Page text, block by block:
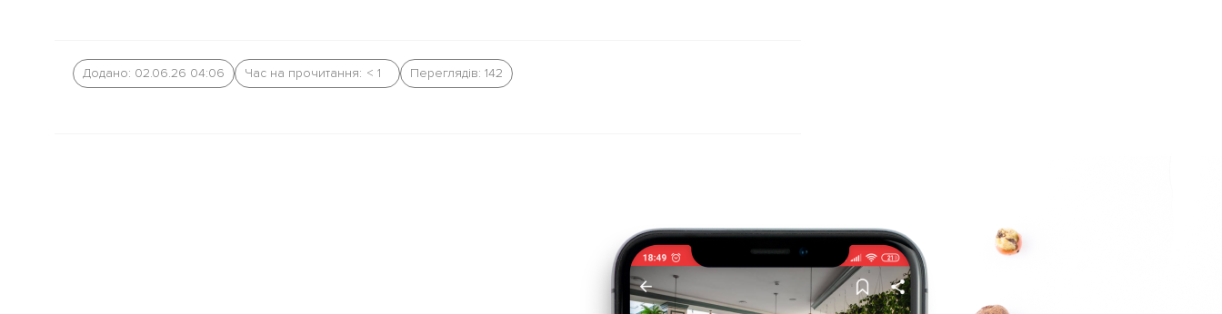
Додано: 02.06.26 04:06 Час на прочитання: < 1 Переглядів: 142